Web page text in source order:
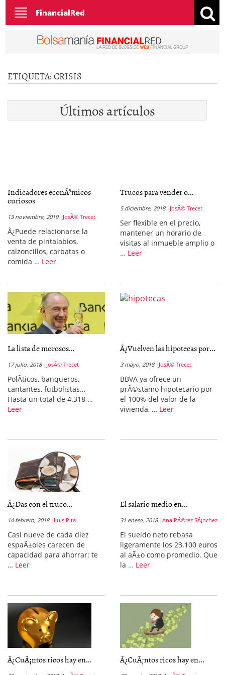
Toggle
navigation
FinancialRed
ETIQUETA:CRISIS
Últimos artículos
Indicadores econÃ³micos
curiosos
13 noviembre, 2019 JosÃ© Trecet
Â¿Puede relacionarse la
venta de pintalabios,
calzoncillos, corbatas o
comida … Leer
Trucos para vender o...
5 diciembre, 2018 JosÃ© Trecet
Ser flexible en el precio,
mantener un horario de
visitas al inmueble amplio o
… Leer
La lista de morosos...
17 julio, 2018 JosÃ© Trecet
PolÃ­ticos, banqueros,
cantantes, futbolistas…
Hasta un total de 4.318 …
Leer
Â¿Vuelven las hipotecas por...
3 mayo, 2018 JosÃ© Trecet
BBVA ya ofrece un
prÃ©stamo hipotecario por
el 100% del valor de la
vivienda, … Leer
Â¿Das con el truco...
14 febrero, 2018 Luis Pita
Casi nueve de cada diez
espaÃ±oles carecen de
capacidad para ahorrar: te
… Leer
El salario medio en...
31 enero, 2018 Ana PÃ©rez SÃ¡nchez
El sueldo neto rebasa
ligeramente los 23.100 euros
al aÃ±o como promedio. Que
la … Leer
Â¿CuÃ¡ntos ricos hay en... Â¿CuÃ¡ntos ricos hay en...